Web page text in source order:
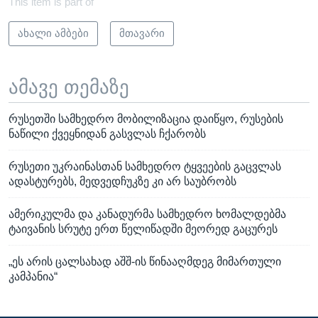
ახალი ამბები მთავარი
ამავე თემაზე
რუსეთში სამხედრო მობილიზაცია დაიწყო, რუსების
ნაწილი ქვეყნიდან გასვლას ჩქარობს
რუსეთი უკრაინასთან სამხედრო ტყვეების გაცვლას
ადასტურებს, მედვედჩუკზე კი არ საუბრობს
ამერიკულმა და კანადურმა სამხედრო ხომალდებმა
ტაივანის სრუტე ერთ წელიწადში მეორედ გაცურეს
„ეს არის ცალსახად აშშ-ის წინააღმდეგ მიმართული
კამპანია“